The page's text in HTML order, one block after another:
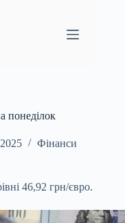
понеділок
Фінанси
46,92 грн/євро.